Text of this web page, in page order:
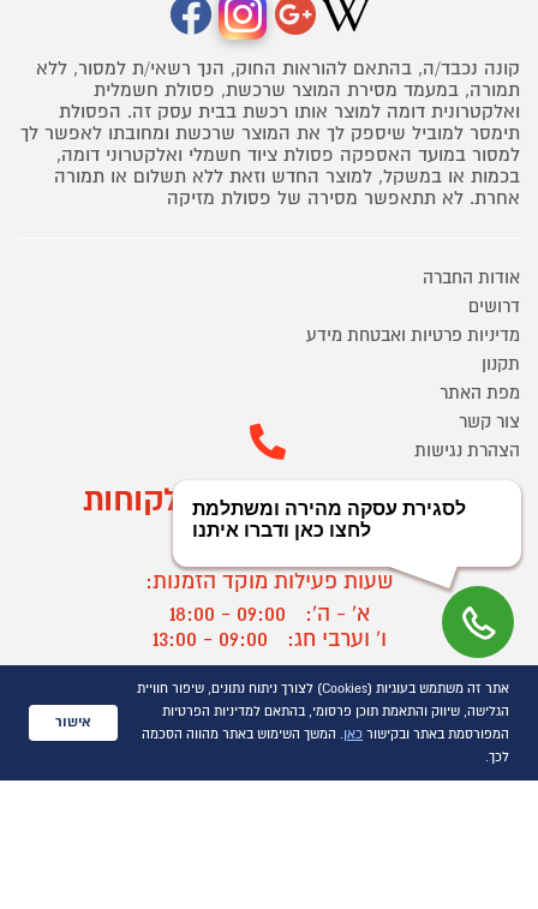
קונה נכבד/ה, בהתאם להוראות החוק, הנך רשאי/ת למסור, ללא
תמורה, במעמד מסירת המוצר שרכשת, פסולת חשמלית
ואלקטרונית דומה למוצר אותו רכשת בבית עסק זה. הפסולת
תימסר למוביל שיספק לך את המוצר שרכשת ומחובתו לאפשר לך
למסור במועד האספקה פסולת ציוד חשמלי ואלקטרוני דומה,
בכמות או במשקל, למוצר החדש וזאת ללא תשלום או תמורה
אחרת. לא תתאפשר מסירה של פסולת מזיקה
אודות החברה
דרושים
מדיניות פרטיות ואבטחת מידע
תקנון
מפת האתר
צור קשר
הצהרת נגישות
מוקד הזמנות ושירות לקוחות
03-9545370
שעות פעילות מוקד הזמנות:
א' - ה':
09:00 - 18:00
ו' וערבי חג:
09:00 - 13:00
שעות פעילות מוקד שירות לקוחות:
א' - ד':
09:00 - 16:30
ה :
09:00 - 16:00
אתר זה משתמש בעוגיות (Cookies) לצורך ניתוח נתונים, שיפור חוויית
הגלישה, שיווק והתאמת תוכן פרסומי, בהתאם למדיניות הפרטיות
המפורסמת באתר ובקישור כאן. המשך השימוש באתר מהווה הסכמה
לכך.
אישור